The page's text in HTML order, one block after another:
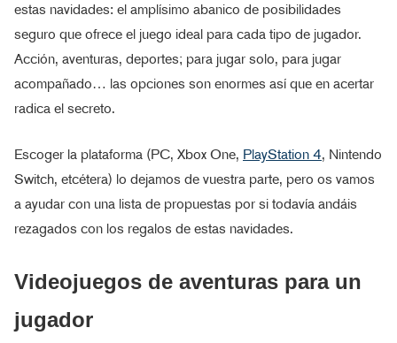
estas navidades: el amplísimo abanico de posibilidades
seguro que ofrece el juego ideal para cada tipo de jugador.
Acción, aventuras, deportes; para jugar solo, para jugar
acompañado… las opciones son enormes así que en acertar
radica el secreto.
Escoger la plataforma (PC, Xbox One, PlayStation 4, Nintendo
Switch, etcétera) lo dejamos de vuestra parte, pero os vamos
a ayudar con una lista de propuestas por si todavía andáis
rezagados con los regalos de estas navidades.
Videojuegos de aventuras para un
jugador